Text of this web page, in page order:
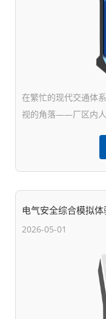
在繁忙的现代交通体
视的角落——厂区内人
电气安全综合模拟
2026-05-01